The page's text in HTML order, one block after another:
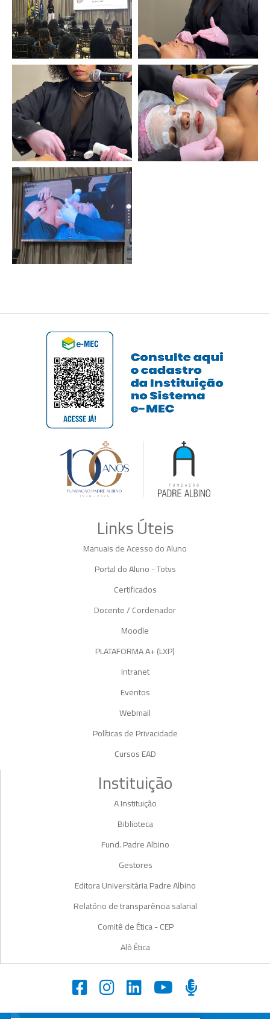
Links Úteis
Manuais de Acesso do Aluno
Portal do Aluno - Totvs
Certificados
Docente / Cordenador
Moodle
PLATAFORMA A+ (LXP)
Intranet
Eventos
Webmail
Políticas de Privacidade
Cursos EAD
Instituição
A Instituição
Biblioteca
Fund. Padre Albino
Gestores
Editora Universitária Padre Albino
Relatório de transparência salarial
Comitê de Ética - CEP
Alô Ética